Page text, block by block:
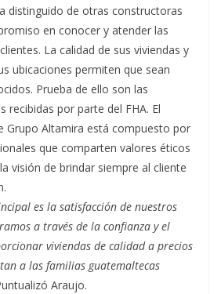
distinguido de otras constructoras
en conocer y atender las
La calidad de sus viviendas y
ubicaciones permiten que sean
Prueba de ello son las
recibidas por parte del FHA. El
Grupo Altamira está compuesto por
que comparten valores éticos
visión de brindar siempre al cliente
es la satisfacción de nuestros
a través de la confianza y el
viviendas de calidad a precios
a las familias guatemaltecas
Araujo.